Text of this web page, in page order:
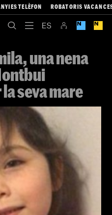
TELÈFON ROBATORIS
una nena
seva mare